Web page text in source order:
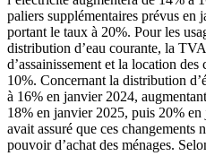
paliers supplémentaires prévus en
portant le taux à 20%. Pour les
distribution d’eau courante, la
d’assainissement et la location
10%. Concernant la distribution
à 16% en janvier 2024,
18% en janvier 2025, puis 20%
avait assuré que ces changements
pouvoir d’achat des ménages.